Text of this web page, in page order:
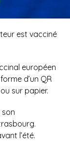
est vacciné
européen
d’un QR
sur papier.
l’été.